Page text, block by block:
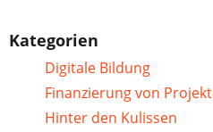
Kategorien
Digitale Bildung
Finanzierung von
Hinter den Kulissen